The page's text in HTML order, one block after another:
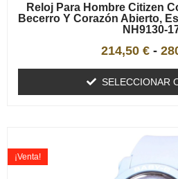
Reloj Para Hombre Citizen
Becerro Y Corazón Abierto,
NH9130-
214,50 € -
SELECCIONAR
¡Venta!